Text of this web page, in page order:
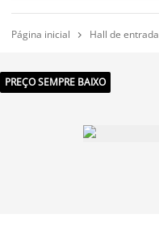
Página inicial  Hall de entrada
PREÇO SEMPRE BAIXO